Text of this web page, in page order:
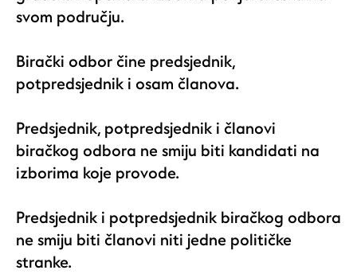
svom području.
Birački odbor čine predsjednik,
potpredsjednik i osam članova.
Predsjednik, potpredsjednik i članovi
biračkog odbora ne smiju biti kandidati na
izborima koje provode.
Predsjednik i potpredsjednik biračkog odbora
ne smiju biti članovi niti jedne političke
stranke.